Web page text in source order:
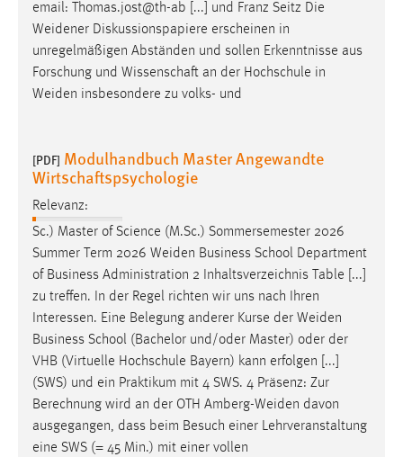
email: Thomas.jost@th-ab [...] und Franz Seitz Die
Weidener Diskussionspapiere erscheinen in
unregelmäßigen Abständen und sollen Erkenntnisse aus
Forschung und Wissenschaft an der Hochschule in
Weiden insbesondere zu volks- und
[PDF] Modulhandbuch Master Angewandte
Wirtschaftspsychologie
Relevanz:
Sc.) Master of Science (M.Sc.) Sommersemester 2026
Summer Term 2026 Weiden Business School Department
of Business Administration 2 Inhaltsverzeichnis Table [...]
zu treffen. In der Regel richten wir uns nach Ihren
Interessen. Eine Belegung anderer Kurse der Weiden
Business School (Bachelor und/oder Master) oder der
VHB (Virtuelle Hochschule Bayern) kann erfolgen [...]
(SWS) und ein Praktikum mit 4 SWS. 4 Präsenz: Zur
Berechnung wird an der OTH Amberg-Weiden davon
ausgegangen, dass beim Besuch einer Lehrveranstaltung
eine SWS (= 45 Min.) mit einer vollen